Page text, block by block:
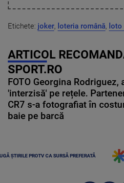
Etichete: joker, loteria română,
ARTICOL
SPORT.RO
FOTO Georgina Rodriguez,
'interzisă' pe rețele.
CR7 s-a fotografiat în
baie pe barcă
ȘTIRILE PROTV CA SURSĂ PREFERATĂ